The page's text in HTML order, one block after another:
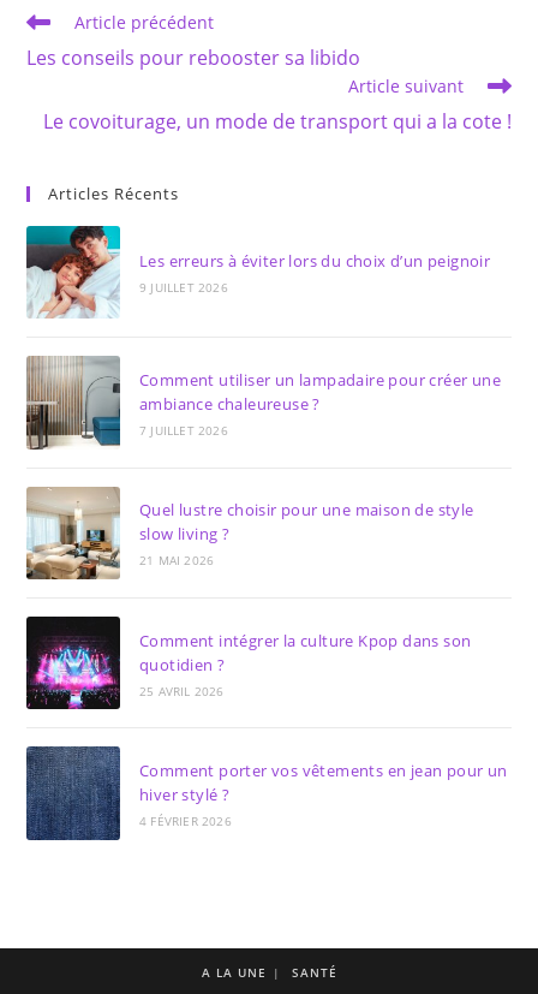
Read
articles
Article précédent
Les conseils pour rebooster sa libido
Article suivant
Le covoiturage, un mode de transport qui a la cote !
Articles Récents
Les erreurs à éviter lors du choix d’un peignoir
9 JUILLET 2026
Comment utiliser un lampadaire pour créer une
ambiance chaleureuse ?
7 JUILLET 2026
Quel lustre choisir pour une maison de style
slow living ?
21 MAI 2026
Comment intégrer la culture Kpop dans son
quotidien ?
25 AVRIL 2026
Comment porter vos vêtements en jean pour un
hiver stylé ?
4 FÉVRIER 2026
A LA UNE SANTÉ